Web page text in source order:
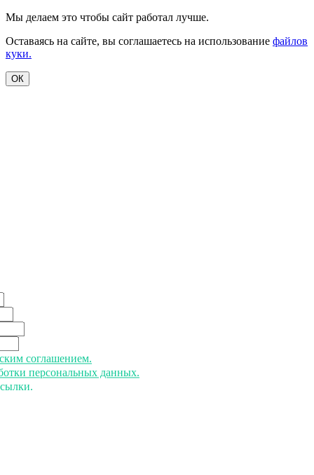
Мы делаем это чтобы сайт работал лучше.
Оставаясь на сайте, вы соглашаетесь на использование файлов
куки.
ОК
соглашением.
персональных данных.